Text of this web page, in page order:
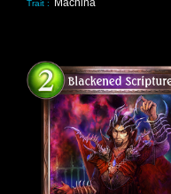
Trait : Machina